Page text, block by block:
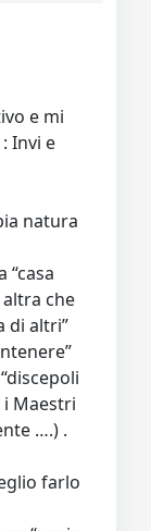
e mi
Invi e
natura
“casa
che
di altri”
Maestri
….) .
farlo